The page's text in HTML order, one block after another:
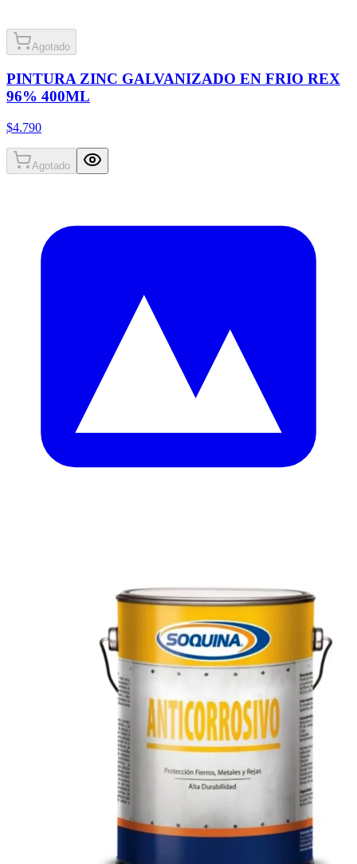
Agotado
PINTURA ZINC GALVANIZADO EN FRIO REX
96% 400ML
$4.790
Agotado